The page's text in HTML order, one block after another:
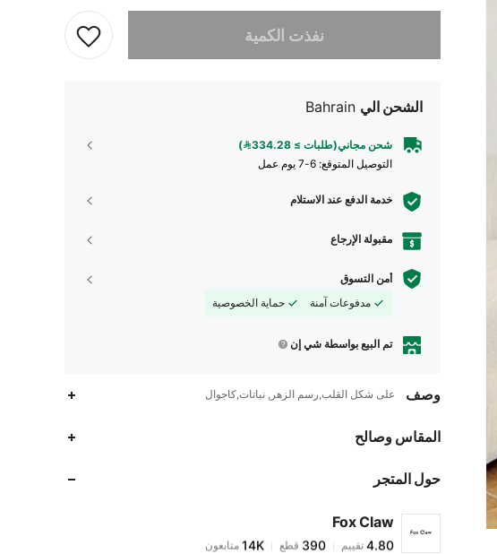
نفذت الكمية
الشحن الي Bahrain
شحن مجاني(طلبات ≥ 334.28)
التوصيل المتوقع: 6-7 يوم عمل
خدمة الدفع عند الاستلام
مقبولة الإرجاع
أمن التسوق
مدفوعات آمنة
حماية الخصوصية
تم البيع بواسطة شي إن
وصف على شكل القلب,رسم الزهر, نباتات,كاجوال
المقاس وصالح
حول المتجر
Fox Claw
4.80
4.80
m***0 تم دفعمنذ 1 يوم